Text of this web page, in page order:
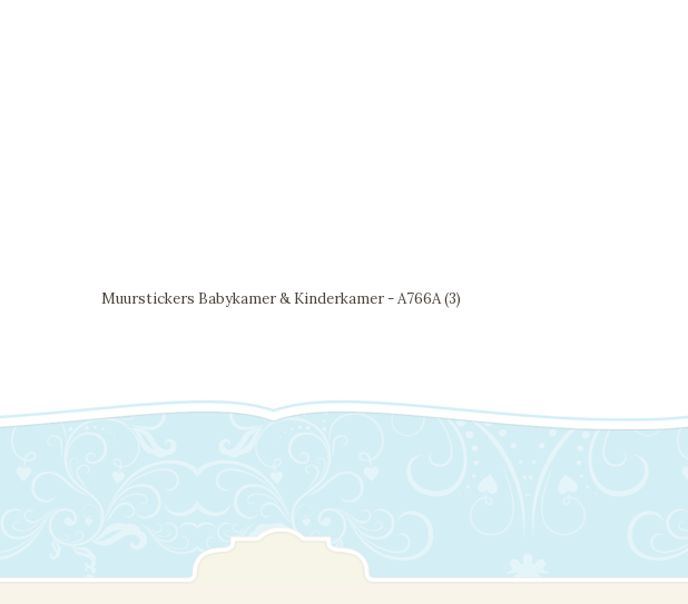
Muurstickers Babykamer & Kinderkamer - A766A (3)